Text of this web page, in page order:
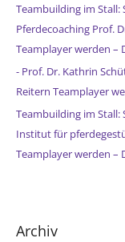
Teambuilding im Stall:
Pferdecoaching Prof.
Teamplayer werden –
- Prof. Dr. Kathrin
Reitern Teamplayer
Teambuilding im Stall:
Institut für
Teamplayer werden –
Archiv